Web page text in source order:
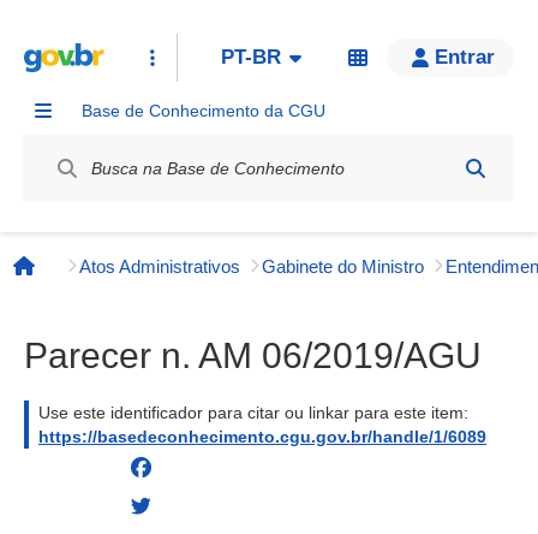
PT-BR Entrar
Base de Conhecimento da CGU
Página inicial
Atos Administrativos Gabinete do Ministro
Parecer n. AM 06/2019/AGU
Use este identificador para citar ou linkar para este item:
https://basedeconhecimento.cgu.gov.br/handle/1/6089